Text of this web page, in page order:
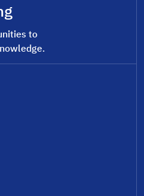
to